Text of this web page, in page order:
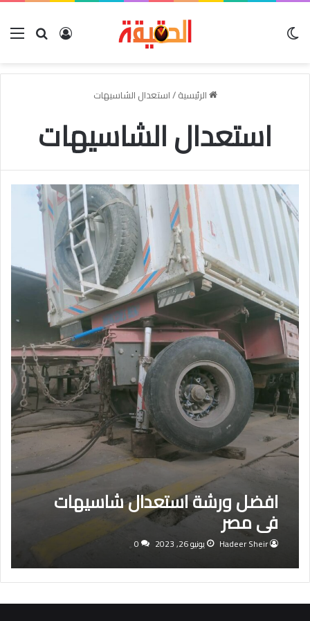
بحث عنتسجيل
الرئيسية/استعدال الشاسيهات
استعدال الشاسيهات
افضل ورشة استعدال شاسيهات
في مصر
Hadeer Sheir يونيو 26, 2023 0